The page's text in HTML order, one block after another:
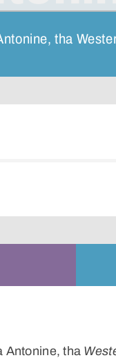
tha
Antonine, tha